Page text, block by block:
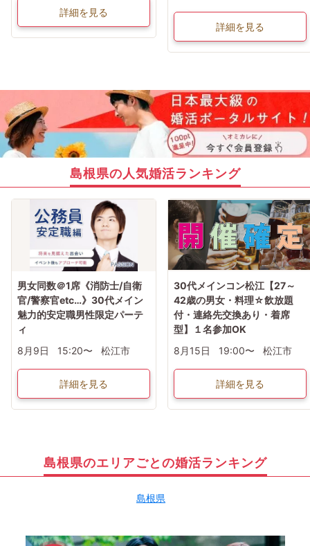
詳細を見る
詳細を見る
島根県の人気婚活ランキング
男女同数＠1席《消防士/自衛
官/警察官etc…》30代メイン
魅力的安定職男性限定パーテ
ィ
8月9日
15:20〜 松江市
詳細を見る
30代メインコン松江【27～
42歳の男女・料理☆飲放題
付・連絡先交換あり・着席
型】１名参加OK
8月15日
19:00〜 松江市
詳細を見る
島根県のエリアごとの婚活ランキング
島根県